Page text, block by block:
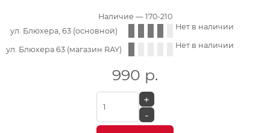
Наличие — 170-210
ул. Блюхера, 63 (основной)
Нет в наличии
ул. Блюхера 63 (магазин RAY) Нет в наличии
990 р.
+
-